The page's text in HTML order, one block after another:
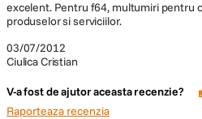
03/07/2012
Ciulica Cristian
excelent. Pentru f64, multumiri pentru
produselor si serviciilor.
V-a fost de ajutor aceasta recenzie?
Raporteaza recenzia